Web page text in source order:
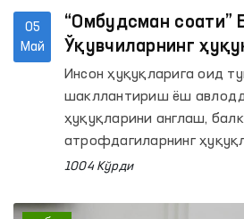
05
Май
“Омбудсман соати”
Ўқувчиларнинг
мустаҳкамланмоқда
Инсон ҳуқуқларига оид
шакллантириш ёш
ҳуқуқларини англаш,
атрофдагиларнинг
муносабатда бўлиш
мамлакатимиздаги
1004 Кўрди